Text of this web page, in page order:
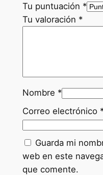
Tu puntuación *
Tu valoración *
Nombre *
Correo electrónico
Guarda mi
web en este
que comente.